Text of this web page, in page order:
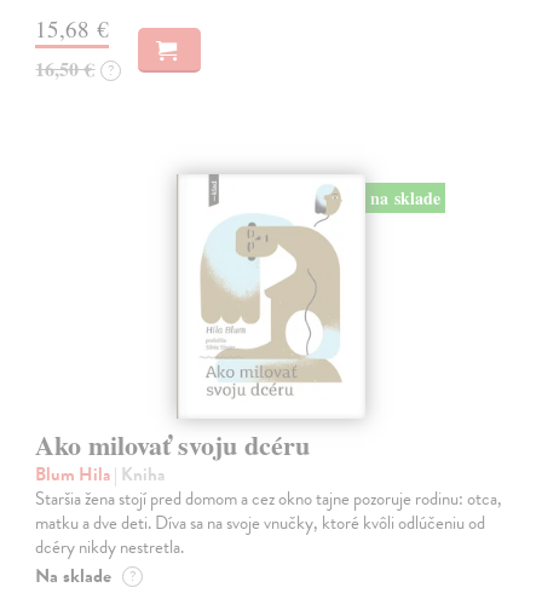
15,68 €
16,50 € ?
na sklade
Ako milovať svoju dcéru
Blum Hila| Kniha
Staršia žena stojí pred domom a cez okno tajne pozoruje rodinu: otca,
matku a dve deti. Díva sa na svoje vnučky, ktoré kvôli odlúčeniu od
dcéry nikdy nestretla.
Na sklade ?